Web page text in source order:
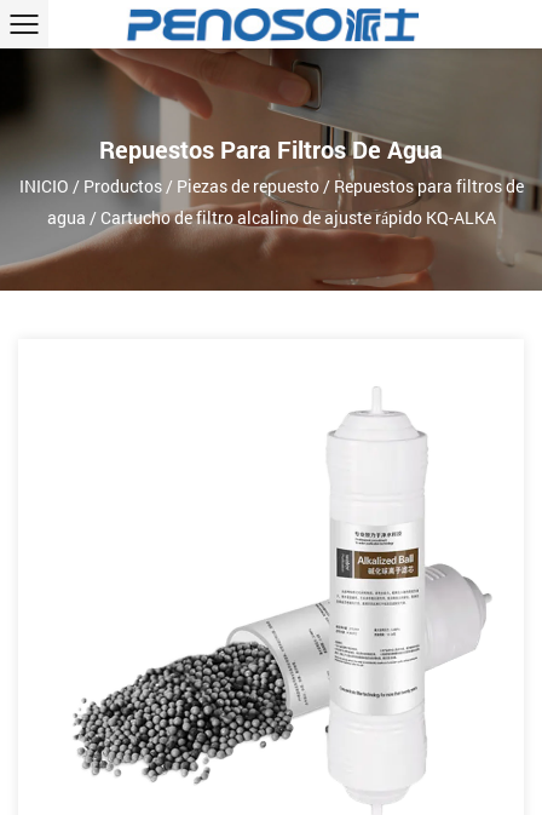
Repuestos Para Filtros De Agua
INICIO / Productos/ Piezas de repuesto/ Repuestos para filtros de
agua /Cartucho de filtro alcalino de ajuste rápido KQ-ALKA